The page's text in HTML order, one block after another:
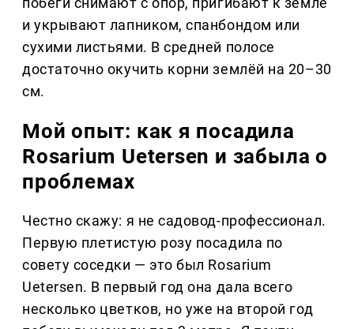
и укрывают лапником, спанбондом или
сухими листьями. В средней полосе
достаточно окучить корни землёй на 20–30
см.
Мой опыт: как я посадила
Rosarium Uetersen и забыла о
проблемах
Честно скажу: я не садовод-профессионал.
Первую плетистую розу посадила по
совету соседки — это был Rosarium
Uetersen. В первый год она дала всего
несколько цветков, но уже на второй год